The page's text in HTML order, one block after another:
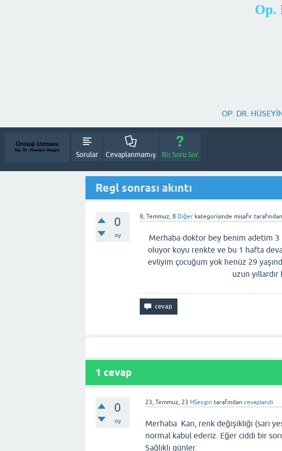
Op.
OP. DR.
Sorular Cevaplanmamış Bir Soru Sor
Regl sonrası akıntı
0
oy
8, Temmuz, 8 Diğer kategorisinde misafir tarafından
Merhaba doktor bey benim adetim 3
oluyor koyu renkte ve bu 1 hafta
evliyim çocuğum yok henüz 29
uzun
1 cevap
0
oy
23, Temmuz, 23 HSecgin tarafından cevaplandı
Merhaba. Kan, renk değişikliği (sarı
normal kabul ederiz. Eğer ciddi bir
Sağlıklı günler.